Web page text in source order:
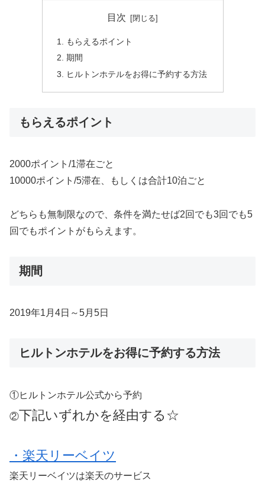
目次
もらえるポイント
期間
ヒルトンホテルをお得に予約する方法
もらえるポイント
2000ポイント/1滞在ごと
10000ポイント/5滞在、もしくは合計10泊ごと
どちらも無制限なので、条件を満たせば2回でも3回でも5
回でもポイントがもらえます。
期間
2019年1月4日～5月5日
ヒルトンホテルをお得に予約する方法
①ヒルトンホテル公式から予約
②下記いずれかを経由する☆
・楽天リーベイツ
楽天リーベイツは楽天のサービス